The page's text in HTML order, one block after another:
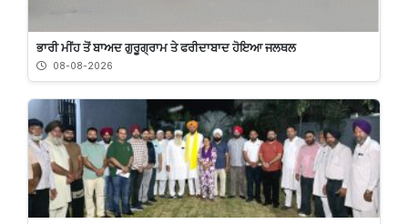
ਭਾਰੀ ਮੀਂਹ ਤੋਂ ਬਾਅਦ ਗੁਰੂਗ੍ਰਾਮ ਤੇ ਫਰੀਦਾਬਾਦ ਹੋਇਆ ਜਲਥਲ
08-08-2026